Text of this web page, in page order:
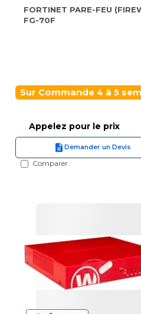
FORTINET PARE-FEU
FG-70F
Sur Commande 4 à 5
Appelez pour le prix
Demander un Devis
Comparer